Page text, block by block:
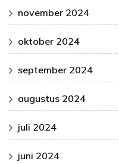
november 2024
oktober 2024
september 2024
augustus 2024
juli 2024
juni 2024